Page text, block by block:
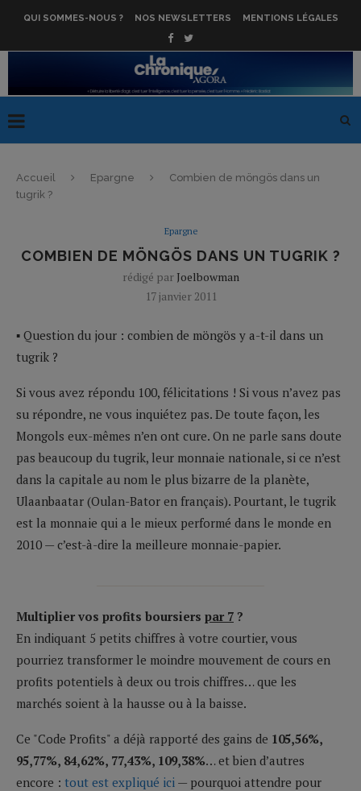
QUI SOMMES-NOUS ? NOS NEWSLETTERS MENTIONS LÉGALES
Accueil Epargne
Combien de möngös dans un
tugrik ?
Epargne
COMBIEN DE MÖNGÖS DANS UN TUGRIK ?
rédigé par Joelbowman
17 janvier 2011
▪ Question du jour : combien de möngös y a-t-il dans un
tugrik ?
Si vous avez répondu 100, félicitations ! Si vous n’avez pas
su répondre, ne vous inquiétez pas. De toute façon, les
Mongols eux-mêmes n’en ont cure. On ne parle sans doute
pas beaucoup du tugrik, leur monnaie nationale, si ce n’est
dans la capitale au nom le plus bizarre de la planète,
Ulaanbaatar (Oulan-Bator en français). Pourtant, le tugrik
est la monnaie qui a le mieux performé dans le monde en
2010 — c’est-à-dire la meilleure monnaie-papier.
Multiplier vos profits boursiers par 7 ?
En indiquant 5 petits chiffres à votre courtier, vous
pourriez transformer le moindre mouvement de cours en
profits potentiels à deux ou trois chiffres… que les
marchés soient à la hausse ou à la baisse.
Ce "Code Profits" a déjà rapporté des gains de 105,56%,
95,77%, 84,62%, 77,43%, 109,38%… et bien d’autres
encore : tout est expliqué ici — pourquoi attendre pour